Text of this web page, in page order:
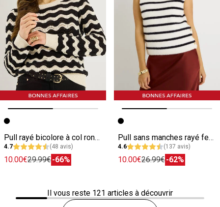
Image précédente
Image suivante
Pull rayé bicolore à col rond femme
4.7 (48 avis)
10.00€29.99€-66%
Image précédente
Image suivante
Pull sans manches rayé femme
4.6 (137 avis)
10.00€26.99€-62%
Il vous reste 121 articles à découvrir